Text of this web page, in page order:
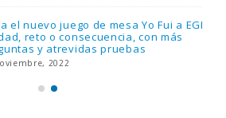
juego de mesa Yo Fui a EGB:
o consecuencia, con más
atrevidas pruebas
2022